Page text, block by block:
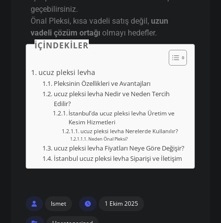
geçebilirsiniz.
Önal Pleksi, kısa vadeli satış değil, uzun
vadeli çözüm ortağı olmayı hedefler.
İÇINDEKILER
ucuz pleksi levha
Pleksinin Özellikleri ve Avantajları
ucuz pleksi levha Nedir ve Neden Tercih
Edilir?
İstanbul’da ucuz pleksi levha Üretim ve
Kesim Hizmetleri
ucuz pleksi levha Nerelerde Kullanılır?
Neden Önal Pleksi?
ucuz pleksi levha Fiyatları Neye Göre Değişir?
İstanbul ucuz pleksi levha Siparişi ve İletişim
Ismet 1 Ekim 2025